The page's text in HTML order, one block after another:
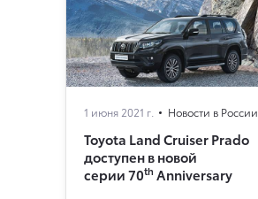
1 июня 2021 г. Новости в России
Toyota Land Cruiser Prado
доступен в новой
серии 70th Anniversary